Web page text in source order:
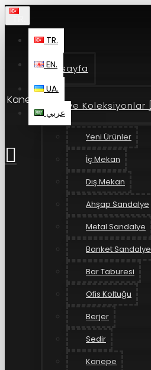
TR.
EN.
UA.
عربي
Anasayfa
Ürün ve Koleksiyonlar
Yeni Ürünler
İç Mekan
Dış Mekan
Ahşap Sandalye
Metal Sandalye
Banket Sandalye
Bar Taburesi
Ofis Koltuğu
Berjer
Sedir
Kanepe
Kanepe